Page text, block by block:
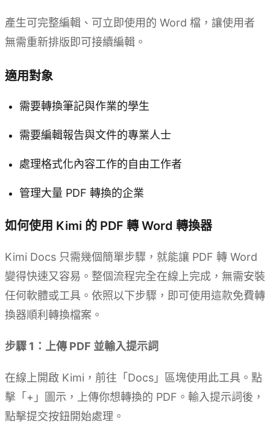
產生可完整編輯、可立即使用的 Word 檔，讓使用者
無需重新排版即可接續編輯。
適用對象
需要轉換筆記與作業的學生
需要編輯報告與文件的專業人士
處理格式化內容工作的自由工作者
管理大量 PDF 轉換的企業
如何使用 Kimi 的 PDF 轉 Word 轉換器
Kimi Docs 只需幾個簡單步驟，就能讓 PDF 轉 Word
變得快速又容易。整個流程完全在線上完成，無需安裝
任何軟體或工具。依照以下步驟，即可使用這款免費轉
換器順利轉換檔案。
步驟 1：上傳 PDF 並輸入提示詞
在線上開啟 Kimi，前往「Docs」區塊使用此工具。點
擊「+」圖示，上傳你想轉換的 PDF。輸入提示詞後，
點擊提交按鈕開始處理。